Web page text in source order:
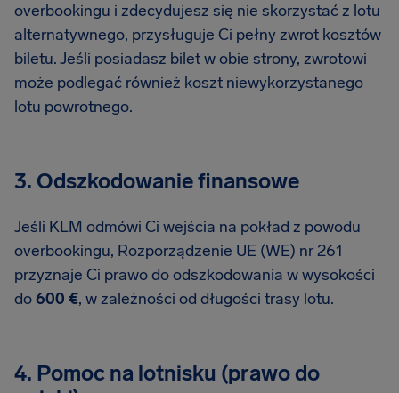
overbookingu i zdecydujesz się nie skorzystać z lotu
alternatywnego, przysługuje Ci pełny zwrot kosztów
biletu. Jeśli posiadasz bilet w obie strony, zwrotowi
może podlegać również koszt niewykorzystanego
lotu powrotnego.
3. Odszkodowanie finansowe
Jeśli KLM odmówi Ci wejścia na pokład z powodu
overbookingu, Rozporządzenie UE (WE) nr 261
przyznaje Ci prawo do odszkodowania w wysokości
do600 €, w zależności od długości trasy lotu.
4. Pomoc na lotnisku (prawo do